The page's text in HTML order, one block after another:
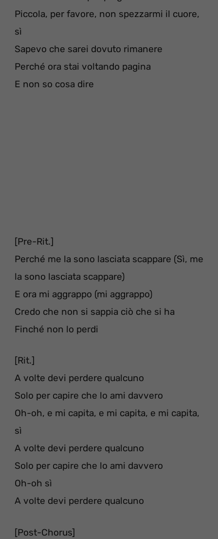
Piccola, per favore, non spezzarmi il cuore,
sì
Sapevo che sarei dovuto rimanere
Perché ora stai voltando pagina
E non so cosa dire
[Pre-Rit.]
Perché me la sono lasciata scappare (Sì, me
la sono lasciata scappare)
E ora mi aggrappo (mi aggrappo)
Credo che non si sappia ciò che si ha
Finché non lo perdi
[Rit.]
A volte devi perdere qualcuno
Solo per capire che lo ami davvero
Oh-oh, e mi capita, e mi capita, e mi capita,
sì
A volte devi perdere qualcuno
Solo per capire che lo ami davvero
Oh-oh sì
A volte devi perdere qualcuno
[Post-Chorus]